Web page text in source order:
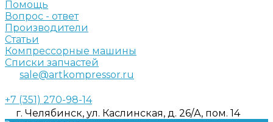
Помощь
Вопрос - ответ
Производители
Статьи
Компрессорные машины
Списки запчастей
sale@artkompressor.ru
+7 (351) 270-98-14
г. Челябинск, ул. Каслинская, д. 26/А, пом. 14